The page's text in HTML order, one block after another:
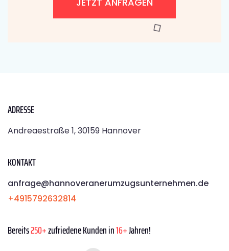
ADRESSE
Andreaestraße 1, 30159 Hannover
KONTAKT
anfrage@hannoveranerumzugsunternehmen.de
+4915792632814
Bereits250+zufriedene Kunden in16+Jahren!